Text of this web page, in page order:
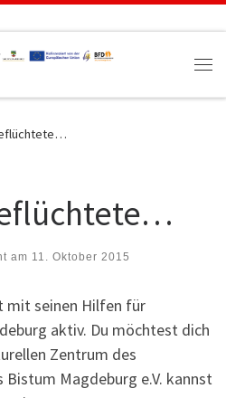
am 11. Oktober 2015
mit seinen Hilfen für
aktiv. Du möchtest dich
Zentrum des
Magdeburg e.V. kannst